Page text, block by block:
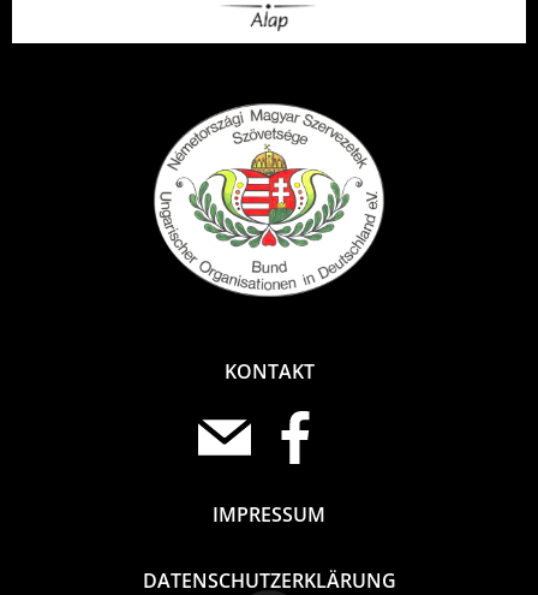
KONTAKT
IMPRESSUM
DATENSCHUTZERKLÄRUNG